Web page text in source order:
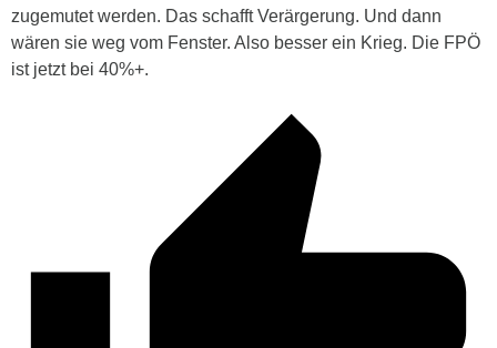
zugemutet werden. Das schafft Verärgerung. Und dann
wären sie weg vom Fenster. Also besser ein Krieg. Die FPÖ
ist jetzt bei 40%+.